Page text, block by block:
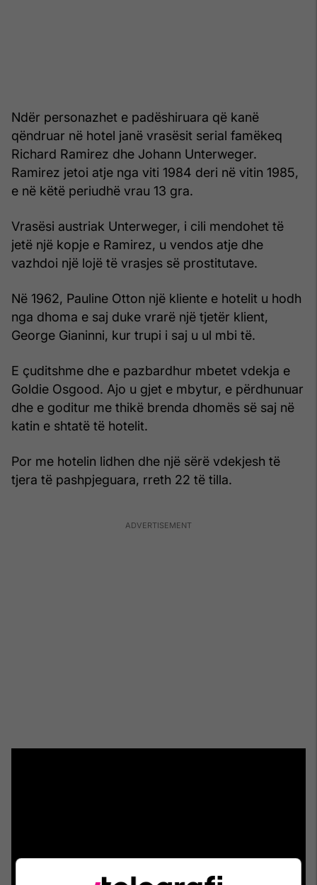
Ndër personazhet e padëshiruara që kanë
qëndruar në hotel janë vrasësit serial famëkeq
Richard Ramirez dhe Johann Unterweger.
Ramirez jetoi atje nga viti 1984 deri në vitin 1985,
e në këtë periudhë vrau 13 gra.
Vrasësi austriak Unterweger, i cili mendohet të
jetë një kopje e Ramirez, u vendos atje dhe
vazhdoi një lojë të vrasjes së prostitutave.
Në 1962, Pauline Otton një kliente e hotelit u hodh
nga dhoma e saj duke vrarë një tjetër klient,
George Gianinni, kur trupi i saj u ul mbi të.
E çuditshme dhe e pazbardhur mbetet vdekja e
Goldie Osgood. Ajo u gjet e mbytur, e përdhunuar
dhe e goditur me thikë brenda dhomës së saj në
katin e shtatë të hotelit.
Por me hotelin lidhen dhe një sërë vdekjesh të
tjera të pashpjeguara, rreth 22 të tilla.